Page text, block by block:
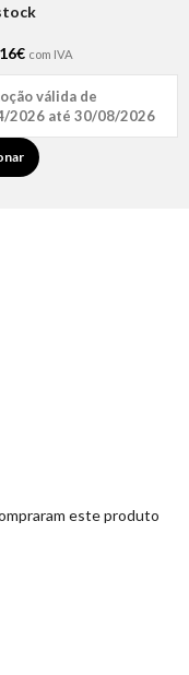
€ com IVA
válida de
2026 até 30/08/2026
este produto